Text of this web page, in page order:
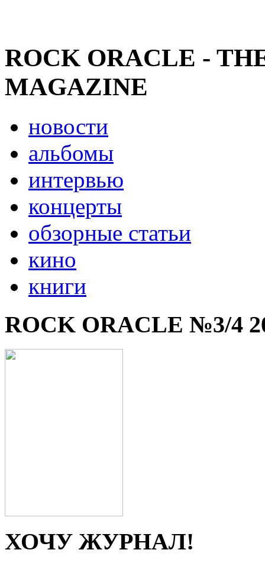
ROCK ORACLE -
MAGAZINE
новости
альбомы
интервью
концерты
обзорные статьи
кино
книги
ROCK ORACLE №3/4
ХОЧУ ЖУРНАЛ!